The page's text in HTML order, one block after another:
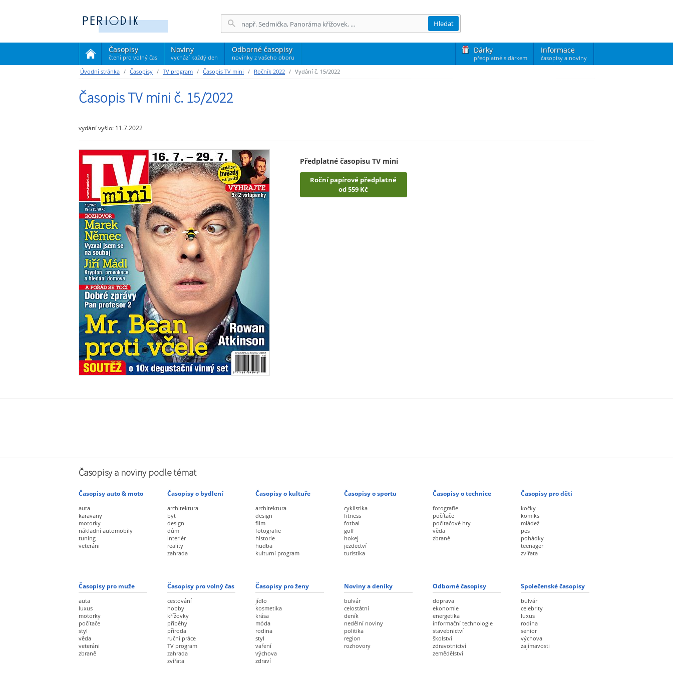
Časopisy
čtení pro volný čas
(current)
Noviny
vychází každý den
Odborné časopisy
novinky z vašeho oboru
Dárky
předplatné s dárkem
Informace
časopisy a noviny
Hledat
Úvodní stránka Časopisy TV program Časopis TV mini Ročník 2022 Vydání č. 15/2022
Časopis TV mini č. 15/2022
vydání vyšlo: 11.7.2022
Předplatné časopisu TV mini
Roční papírové předplatné
od 559 Kč
Časopisy a noviny podle témat
Časopisy auto & moto
auta
karavany
motorky
nákladní automobily
tuning
veteráni
Časopisy o bydlení
architektura
byt
design
dům
interiér
reality
zahrada
Časopisy o kultuře
architektura
design
film
fotografie
historie
hudba
kulturní program
Časopisy o sportu
cyklistika
fitness
fotbal
golf
hokej
jezdectví
turistika
Časopisy o technice
fotografie
počítače
počítačové hry
věda
zbraně
Časopisy pro děti
kočky
komiks
mládež
pes
pohádky
teenager
zvířata
Časopisy pro muže
auta
luxus
motorky
počítače
styl
věda
veteráni
zbraně
Časopisy pro volný čas
cestování
hobby
křížovky
příběhy
příroda
ruční práce
TV program
zahrada
zvířata
Časopisy pro ženy
jídlo
kosmetika
krása
móda
rodina
styl
vaření
výchova
zdraví
Noviny a deníky
bulvár
celostátní
deník
nedělní noviny
politika
region
rozhovory
Odborné časopisy
doprava
ekonomie
energetika
informační technologie
stavebnictví
školství
zdravotnictví
zemědělství
Společenské časopisy
bulvár
celebrity
luxus
rodina
senior
výchova
zajímavosti